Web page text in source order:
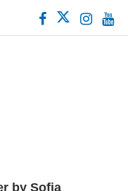
by Sofia